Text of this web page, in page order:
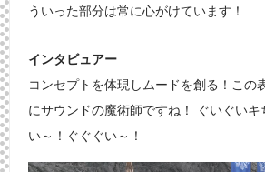
ういった部分は常に心がけています！
インタビュアー
コンセプトを体現しムードを創る！この
にサウンドの魔術師ですね！ ぐいぐいキ
い～！ぐぐぐい～！